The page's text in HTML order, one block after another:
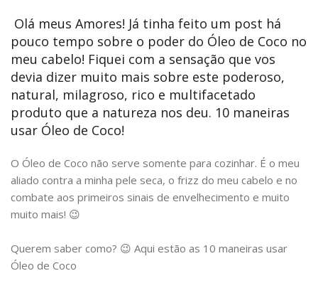
Olá meus Amores! Já tinha feito um post há
pouco tempo sobre o poder do Óleo de Coco no
meu cabelo! Fiquei com a sensação que vos
devia dizer muito mais sobre este poderoso,
natural, milagroso, rico e multifacetado
produto que a natureza nos deu. 10 maneiras
usar Óleo de Coco!
O Óleo de Coco não serve somente para cozinhar. É o meu
aliado contra a minha pele seca, o frizz do meu cabelo e no
combate aos primeiros sinais de envelhecimento e muito
muito mais! 😉
Querem saber como? 😉 Aqui estão as 10 maneiras usar
Óleo de Coco